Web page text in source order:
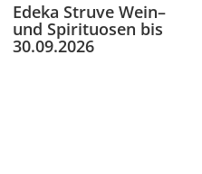
Edeka Struve Wein–
und Spirituosen bis
30.09.2026